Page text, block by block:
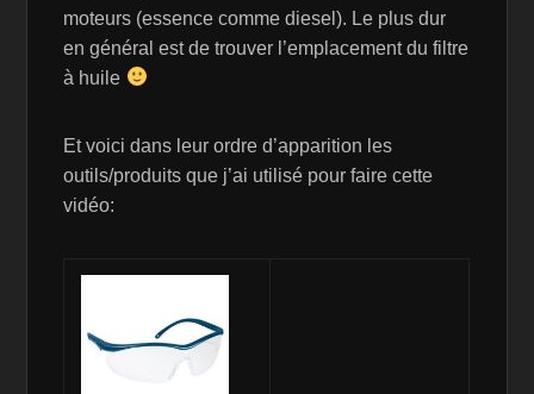
moteurs (essence comme diesel). Le plus dur
en général est de trouver l’emplacement du filtre
à huile
Et voici dans leur ordre d’apparition les
outils/produits que j’ai utilisé pour faire cette
vidéo: